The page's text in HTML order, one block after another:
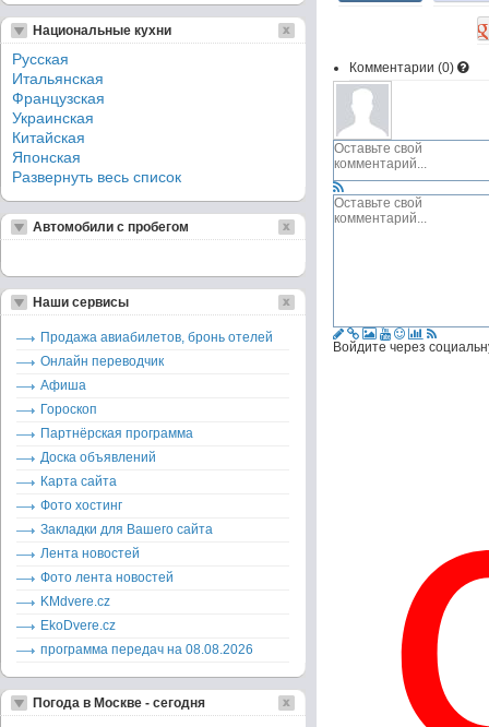
Комментарии (0)
Войдите через
Национальные кухни
Русская
Итальянская
Французская
Украинская
Китайская
Японская
Развернуть весь список
Автомобили с пробегом
Наши сервисы
Продажа авиабилетов, бронь отелей
Онлайн переводчик
Афиша
Гороскоп
Партнёрская программа
Доска объявлений
Карта сайта
Фото хостинг
Закладки для Вашего сайта
Лента новостей
Фото лента новостей
KMdvere.cz
EkoDvere.cz
программа передач на 08.08.2026
Погода в Москве - сегодня